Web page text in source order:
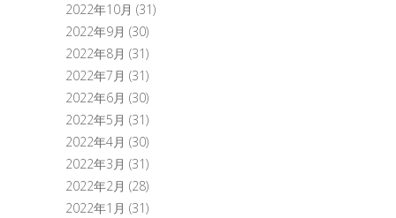
2022年10月 (31)
2022年9月 (30)
2022年8月 (31)
2022年7月 (31)
2022年6月 (30)
2022年5月 (31)
2022年4月 (30)
2022年3月 (31)
2022年2月 (28)
2022年1月 (31)